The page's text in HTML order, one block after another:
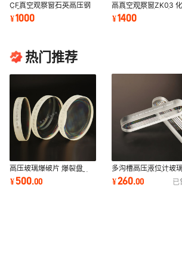
CF真空观察窗石英高压钢
化玻璃红外厂家高耐压
¥1000
高真空观察窗ZK03
窗 管道视镜 高温高压
五金工具配件
¥1400
热门推荐
高压玻璃爆破片 爆裂盘
15-200Mpa 石油固井玻
璃爆破片 厂家直供
¥500.00
多沟槽高压液位计玻
JC/T891反射式高压
计玻璃长条液面计板
¥260.00 已